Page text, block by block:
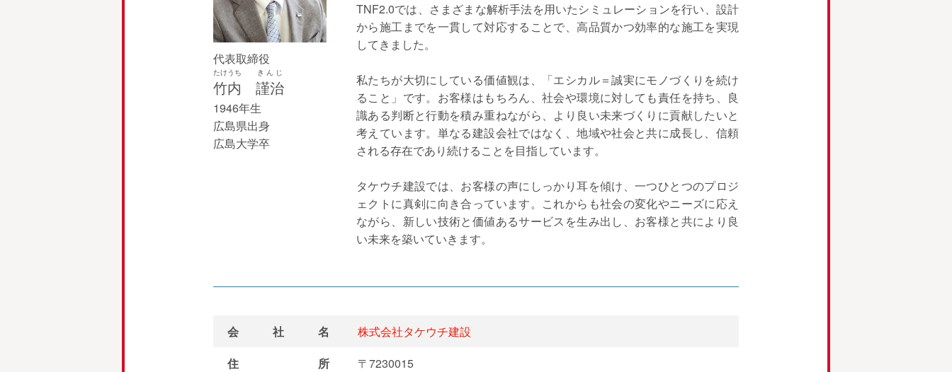
代表取締役
竹内
たけうち
謹治
きんじ
1946年生
広島県出身
広島大学卒
TNF2.0では、さまざまな解析手法を用いたシミュレーションを行い、設計
から施工までを一貫して対応することで、高品質かつ効率的な施工を実現
してきました。
私たちが大切にしている価値観は、「エシカル＝誠実にモノづくりを続け
ること」です。お客様はもちろん、社会や環境に対しても責任を持ち、良
識ある判断と行動を積み重ねながら、より良い未来づくりに貢献したいと
考えています。単なる建設会社ではなく、地域や社会と共に成長し、信頼
される存在であり続けることを目指しています。
タケウチ建設では、お客様の声にしっかり耳を傾け、一つひとつのプロジ
ェクトに真剣に向き合っています。これからも社会の変化やニーズに応え
ながら、新しい技術と価値あるサービスを生み出し、お客様と共により良
い未来を築いていきます。
会社名
株式会社タケウチ建設
住所
〒7230015